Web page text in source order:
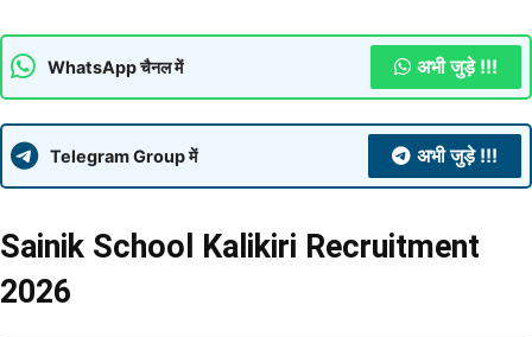
WhatsApp चैनल में अभी जुड़े !!!
Telegram Group में अभी जुड़े !!!
Sainik School Kalikiri Recruitment
2026